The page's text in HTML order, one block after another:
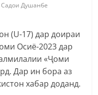
Садои Душанбе
(U-17) дар доираи
Осиё-2023 дар
«Ҷоми
Дар ин бора аз
хабар доданд.